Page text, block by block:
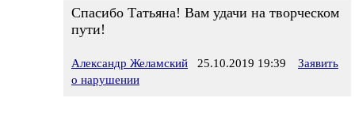
Спасибо Татьяна! Вам удачи на творческом
пути!
Александр Желамский 25.10.2019 19:39
Заявить
о нарушении